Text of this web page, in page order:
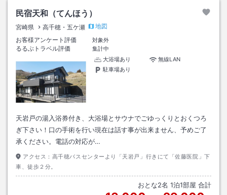
民宿天和（てんほう）
宮崎県 高千穂・五ケ瀬
地図
お客様アンケート評価
対象外
るるぶトラベル評価
集計中
大浴場あり
無線LAN
駐車場あり
天岩戸の湯入浴券付き、大浴場とサウナでごゆっくりとおくつろ
ぎ下さい！口の手術を行い現在は話す事が出来ません、予めご了
承ください。電話の対応が…
アクセス： 高千穂バスセンターより「天岩戸」行きにて「佐藤医院」下
車、徒歩２分。
おとな2名 1泊1部屋 合計